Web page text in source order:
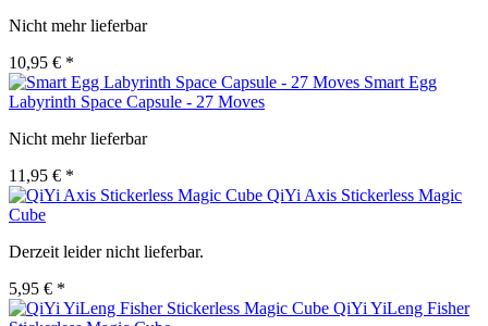
Nicht mehr lieferbar
10,95 € *
Smart Egg
Labyrinth Space Capsule - 27 Moves
Nicht mehr lieferbar
11,95 € *
QiYi Axis Stickerless Magic
Cube
Derzeit leider nicht lieferbar.
5,95 € *
QiYi YiLeng Fisher